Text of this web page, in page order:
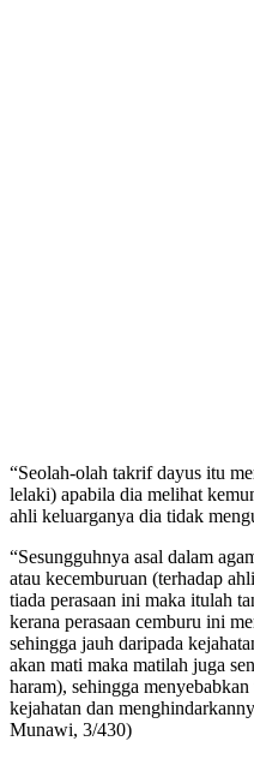
“Seolah-olah takrif dayus itu
lelaki) apabila dia melihat
ahli keluarganya dia tidak
“Sesungguhnya asal dalam
atau kecemburuan (terhadap
tiada perasaan ini maka itulah
kerana perasaan cemburu ini
sehingga jauh daripada
akan mati maka matilah juga
haram), sehingga
kejahatan dan
Munawi, 3/430)